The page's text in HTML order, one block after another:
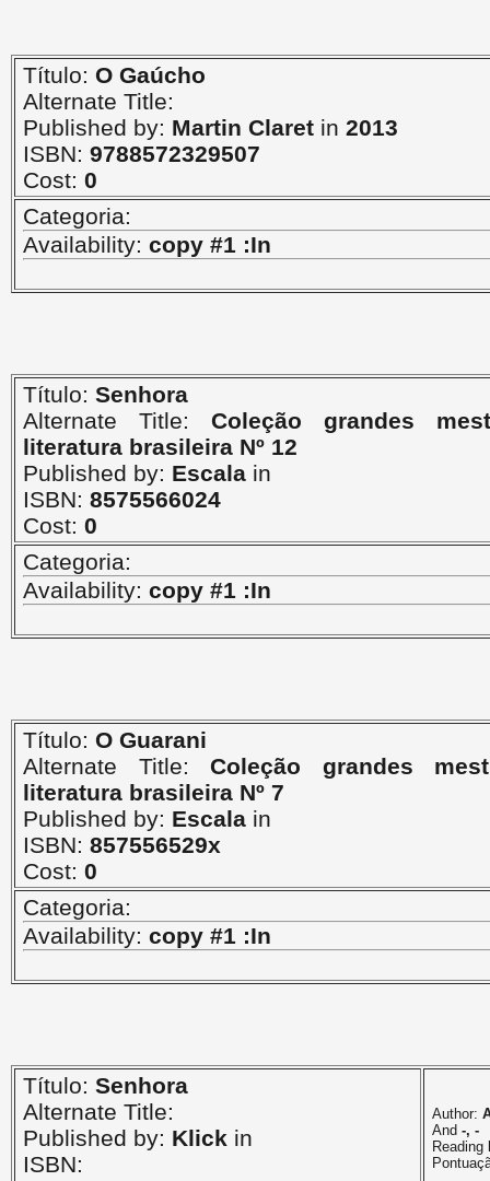
Título: O Gaúcho
Alternate Title:
Published by: Martin Claret in 2013
ISBN: 9788572329507
Cost: 0
Categoria:
Availability: copy #1 :In
Título: Senhora
Alternate Title: Coleção grandes
literatura brasileira Nº 12
Published by: Escala in
ISBN: 8575566024
Cost: 0
Categoria:
Availability: copy #1 :In
Título: O Guarani
Alternate Title:Coleção grandes
literatura brasileira Nº 7
Published by: Escala in
ISBN: 857556529x
Cost: 0
Categoria:
Availability: copy #1 :In
Título: Senhora
Alternate Title:
Published by: Klick in
ISBN:
Author:
And -, -